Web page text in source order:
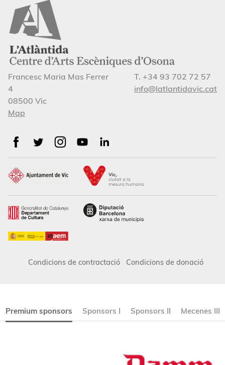
Francesc Maria Mas Ferrer
4
08500 Vic
Map
T. +34 93 702 72 57
info@latlantidavic.cat
Condicions de contractació Condicions de donació
Premium sponsors Sponsors I Sponsors II Mecenes III